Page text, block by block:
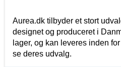
Aurea.dk tilbyder et stort
designet og produceret i
lager, og kan leveres inden
se deres udvalg.